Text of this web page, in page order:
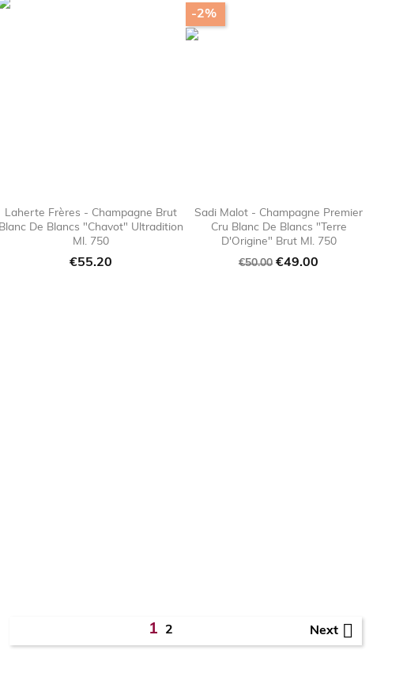
Laherte Frères - Champagne Brut
Blanc De Blancs "Chavot" Ultradition
Ml. 750
Price
€55.20
 favorite_border
Sadi Malot - Champagne Premier
Cru Blanc De Blancs "Terre
D'Origine" Brut Ml. 750
Regular
€50.00 Price
€49.00
-2%

1 2 Next 